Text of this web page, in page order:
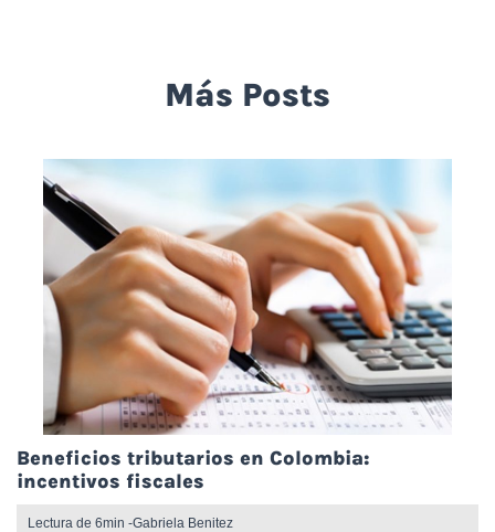
Más Posts
Beneficios tributarios en Colombia:
incentivos fiscales
Gabriela Benitez
Lectura de 6min -